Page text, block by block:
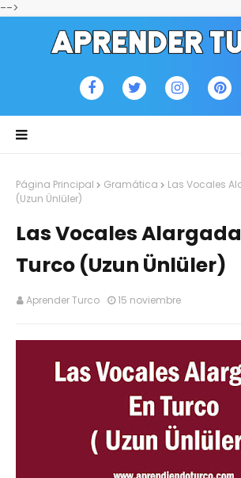
-->
Página Principal Gramática
Las Vocales
(Uzun Ünlüler)
Las Vocales
Turco (Uzun Ünlüler)
Aprender Turco 15 noviembre